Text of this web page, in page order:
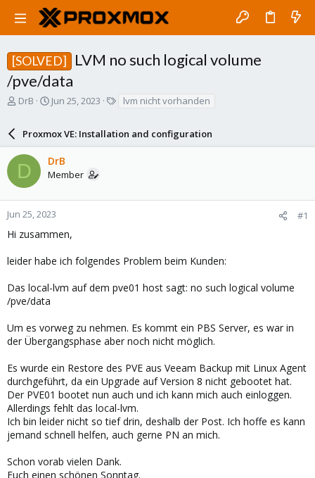
[SOLVED]
LVM no such logical volume
/pve/data
T
a
d
s
t
a
r
e
DrB
S
r
t
d
a
e
Jun 25, 2023
s
lvm nicht vorhanden
Proxmox VE: Installation and configuration
D DrB
Member
Jun 25, 2023 #1
Hi zusammen,
leider habe ich folgendes Problem beim Kunden:
Das local-lvm auf dem pve01 host sagt: no such logical volume
/pve/data
Um es vorweg zu nehmen. Es kommt ein PBS Server, es war in
der Übergangsphase aber noch nicht möglich.
Es wurde ein Restore des PVE aus Veeam Backup mit Linux Agent
durchgeführt, da ein Upgrade auf Version 8 nicht gebootet hat.
Der PVE01 bootet nun auch und ich kann mich auch einloggen.
Allerdings fehlt das local-lvm.
Ich bin leider nicht so tief drin, deshalb der Post. Ich hoffe es kann
jemand schnell helfen, auch gerne PN an mich.
Schon vorab vielen Dank.
Euch einen schönen Sonntag.